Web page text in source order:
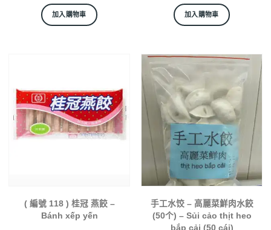
加入購物車 加入購物車
( 編號 118 ) 桂冠 燕餃 –
Bánh xếp yến
手工水饺 – 高麗菜鮮肉水餃
(50个) – Sủi cảo thịt heo
bắp cải (50 cái)